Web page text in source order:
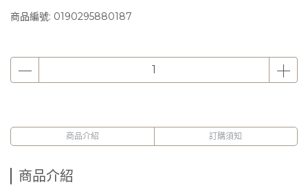
商品編號: 0190295880187
商品介紹 訂購須知
商品介紹